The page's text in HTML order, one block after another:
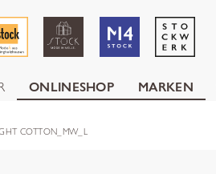
ONLINESHOP MARKEN
COTTON_MW_L